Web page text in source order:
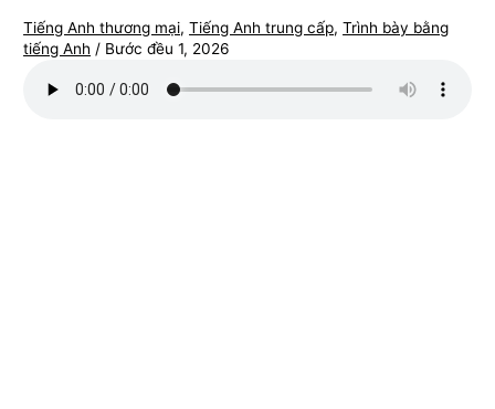
Tiếng Anh thương mại,Tiếng Anh trung cấp,Trình bày bằng
tiếng Anh / Bước đều 1, 2026